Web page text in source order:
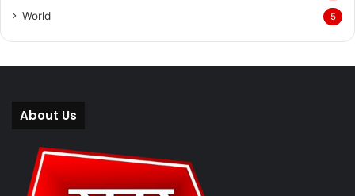
World 5
About Us